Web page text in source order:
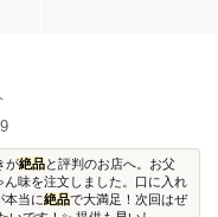
が絶品と評判のお店へ。お父
味を注文しました。口に入れ
本当に絶品で大満足！次回はぜ